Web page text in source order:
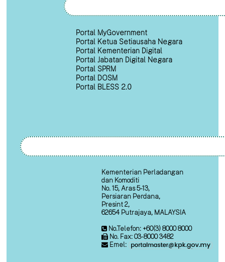
Portal MyGovernment
Portal Ketua Setiausaha Negara
Portal Kementerian Digital
Portal Jabatan Digital Negara
Portal SPRM
Portal DOSM
Portal BLESS 2.0
Kementerian Perladangan
dan Komoditi
No. 15, Aras 5-13,
Persiaran Perdana,
Presint 2,
62654 Putrajaya, MALAYSIA
No.Telefon: +60(3) 8000 8000
No. Fax: 03-8000 3482
Emel: